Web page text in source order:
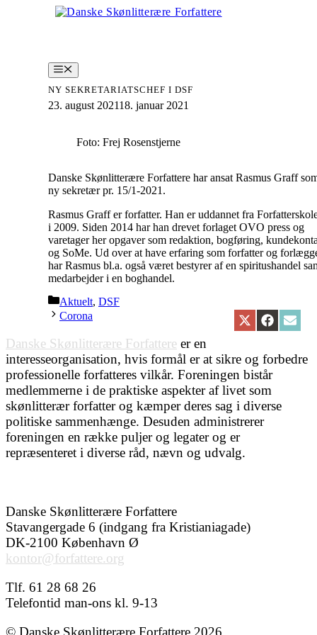
Menu
NY SEKRETARIATSCHEF I DSF
23. august 202118. januar 2021
Foto: Frej Rosenstjerne
Danske Skønlitterære Forfattere har ansat Rasmus Graff
ny sekretær pr. 15/1-2021.
Rasmus Graff er forfatter. Han er uddannet fra
i 2009. Siden 2014 har han drevet forlaget OVO press og
varetager her opgaver som redaktion, bogføring,
og SoMe. Ud over at have erfaring som forfatter og
har Rasmus bl.a. også været bestyrer af en spiritushandel
medarbejder i en boghandel.
Share
(Twitter)
ShareShare
Kategorier
Aktuelt, DSF
Corona
Danske Skønlitterære Forfattere er en
interesseorganisation, hvis formål er at sikre og forbedre
professionelle forfatteres vilkår. Foreningen bistår
medlemmerne i de praktiske aspekter af livet som
skønlitterær forfatter og kæmper deres sag i diverse
politiske sammenhænge. Desuden administrerer
foreningen en række puljer og legater og er
repræsenteret i diverse råd, nævn og udvalg.
Danske Skønlitterære Forfattere
Stavangergade 6 (indgang fra Kristianiagade)
DK-2100 København Ø
kontor@forfattere.org
Tlf. 61 28 68 26
Telefontid man-ons kl. 9-13
© Danske Skønlitterære Forfattere 2026